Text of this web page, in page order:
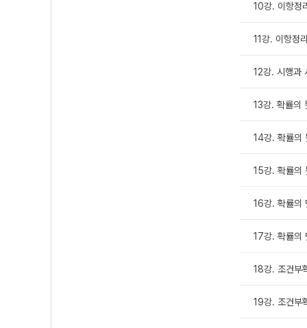
10강. 이항정
11강. 이항정
12강. 시행과
13강. 확률의
14강. 확률의
15강. 확률의
16강. 확률의
17강. 확률의
18강. 조건부
19강. 조건부